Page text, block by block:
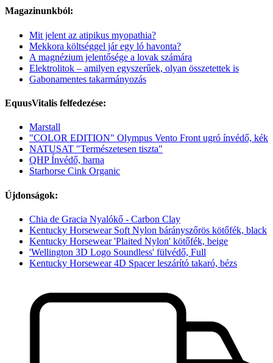
Magazinunkból:
Mit jelent az atipikus myopathia?
Mekkora költséggel jár egy ló havonta?
A magnézium jelentősége a lovak számára
Elektrolitok – amilyen egyszerűek, olyan összetettek is
Gabonamentes takarmányozás
EquusVitalis felfedezése:
Marstall
"COLOR EDITION" Olympus Vento Front ugró ínvédő, kék
NATUSAT "Természetesen tiszta"
QHP Ínvédő, barna
Starhorse Cink Organic
Újdonságok:
Chia de Gracia Nyalókő - Carbon Clay
Kentucky Horsewear Soft Nylon bárányszőrös kötőfék, black
Kentucky Horsewear 'Plaited Nylon' kötőfék, beige
'Wellington 3D Logo Soundless' fülvédő, Full
Kentucky Horsewear 4D Spacer leszárító takaró, bézs